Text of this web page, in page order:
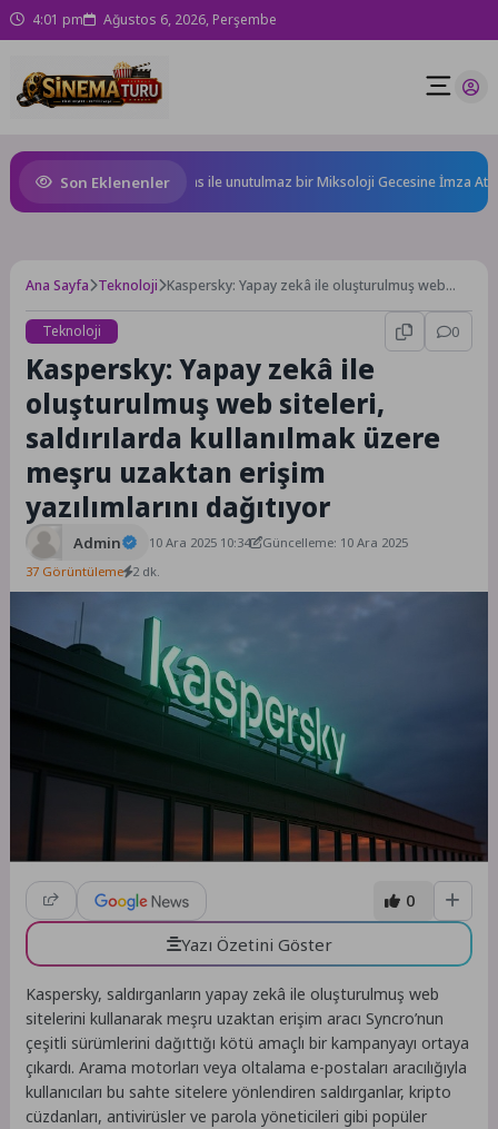
4:01 pm Ağustos 6, 2026, Perşembe
Son Eklenenler
Ödüllü bar Panda & Sons ile unutulmaz bir Miksoloji Gecesine İmza Attı
Ana Sayfa Teknoloji Kaspersky: Yapay zekâ ile oluşturulmuş web
uzaktan erişim yazılımlarını dağıtıyor
Teknoloji 0
Kaspersky: Yapay zekâ ile
oluşturulmuş web siteleri,
saldırılarda kullanılmak üzere
meşru uzaktan erişim
yazılımlarını dağıtıyor
Admin 10 Ara 2025 10:34
Güncelleme: 10 Ara 2025
37 Görüntüleme 2 dk.
0
Yazı Özetini Göster
Kaspersky, saldırganların yapay zekâ ile oluşturulmuş web
sitelerini kullanarak meşru uzaktan erişim aracı Syncro’nun
çeşitli sürümlerini dağıttığı kötü amaçlı bir kampanyayı ortaya
çıkardı. Arama motorları veya oltalama e-postaları aracılığıyla
kullanıcıları bu sahte sitelere yönlendiren saldırganlar, kripto
cüzdanları, antivirüsler ve parola yöneticileri gibi popüler